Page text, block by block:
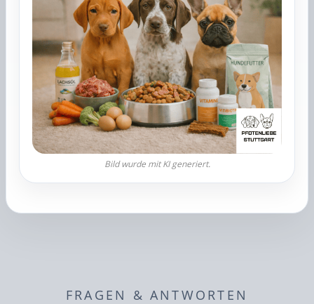
FRAGEN & ANTWORTEN